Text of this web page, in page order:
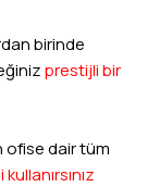
birinde
prestijli bir
ofise dair tüm